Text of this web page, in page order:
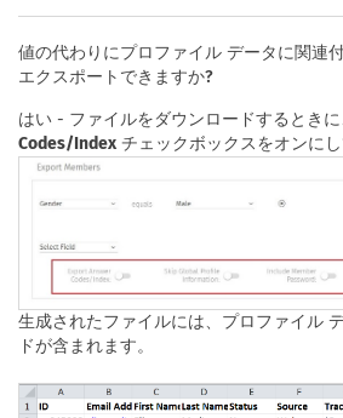
値の代わりにプロファイル データに関連
エクスポートできますか?
はい - ファイルをダウンロードするときに
Codes/Index チェックボックスをオンにし
生成されたファイルには、プロファイル
ドが含まれます。